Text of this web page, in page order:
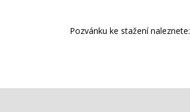
Pozvánku ke stažení naleznete: